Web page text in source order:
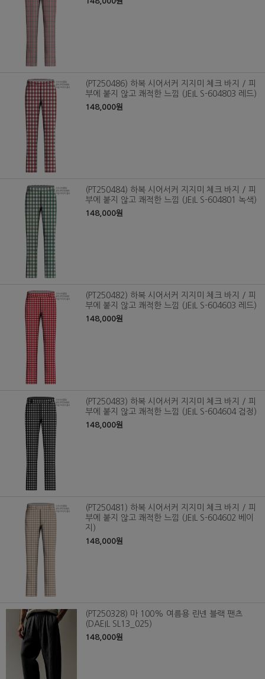
(PT250486) 하복 시어서커 지지미 체크 바지 / 피
부에 붙지 않고 쾌적한 느낌 (JEIL S-604803 레드)
148,000원
(PT250484) 하복 시어서커 지지미 체크 바지 / 피
부에 붙지 않고 쾌적한 느낌 (JEIL S-604801 녹색)
148,000원
(PT250482) 하복 시어서커 지지미 체크 바지 / 피
부에 붙지 않고 쾌적한 느낌 (JEIL S-604603 레드)
148,000원
(PT250483) 하복 시어서커 지지미 체크 바지 / 피
부에 붙지 않고 쾌적한 느낌 (JEIL S-604604 검정)
148,000원
(PT250481) 하복 시어서커 지지미 체크 바지 / 피
부에 붙지 않고 쾌적한 느낌 (JEIL S-604602 베이
지)
148,000원
(PT250328) 마 100% 여름용 린넨 블랙 팬츠
(DAEIL SL13_025)
148,000원